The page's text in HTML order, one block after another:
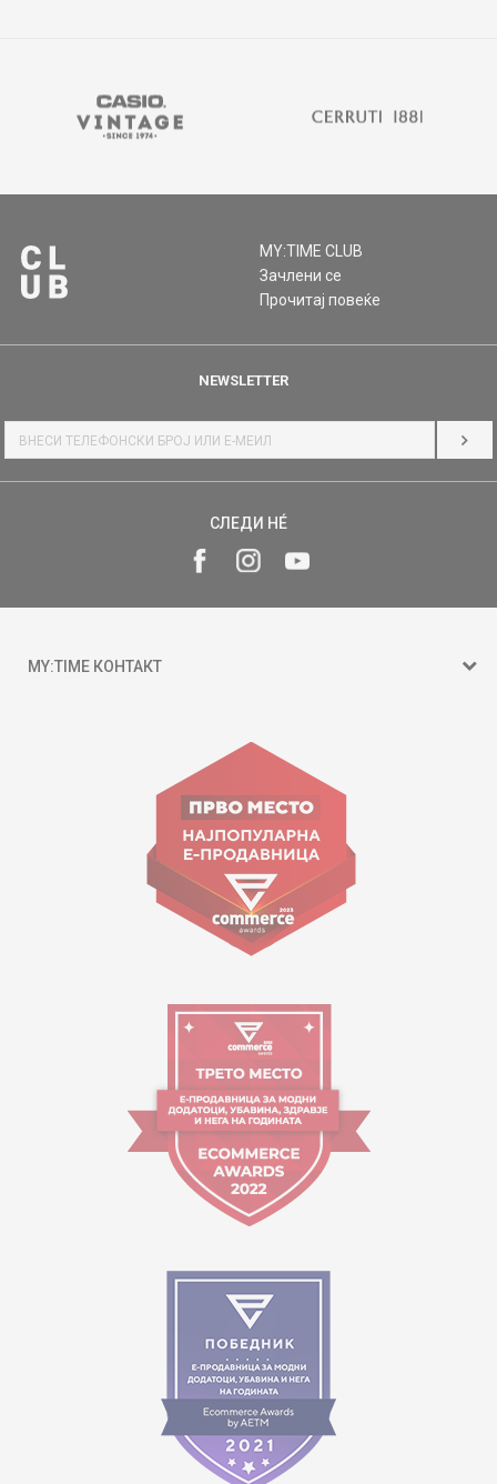
MY:TIME CLUB
Зачлени се
Прочитај повеќе
NEWSLETTER
СЛЕДИ НÉ
MY:TIME КОНТАКТ
ул. Гоце Николовски бр.74 Скопје
contact@mytime.mk
Работно време:
09:00 до 17:00